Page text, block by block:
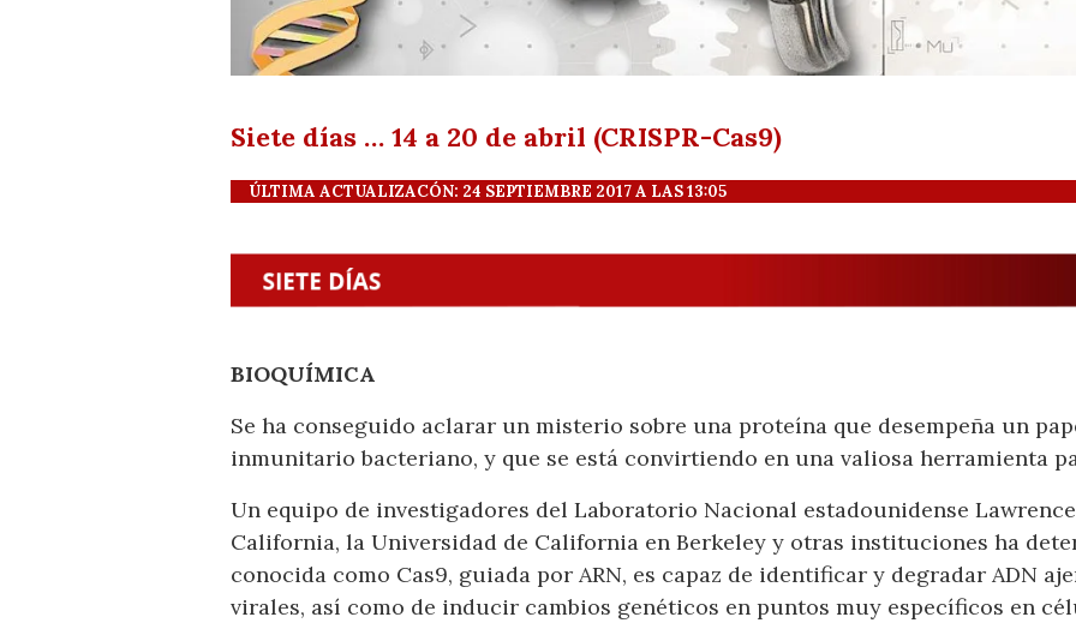
Siete días … 14 a 20 de abril (CRISPR-Cas9)
ÚLTIMA ACTUALIZACÓN: 24 SEPTIEMBRE 2017 A LAS 13:05
BIOQUÍMICA
Se ha conseguido aclarar un misterio sobre una proteína que desempeña un
inmunitario bacteriano, y que se está convirtiendo en una valiosa herramienta
Un equipo de investigadores del Laboratorio Nacional estadounidense
California, la Universidad de California en Berkeley y otras instituciones ha
conocida como Cas9, guiada por ARN, es capaz de identificar y degradar ADN
virales, así como de inducir cambios genéticos en puntos muy específicos en